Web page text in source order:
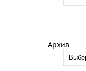
Архив